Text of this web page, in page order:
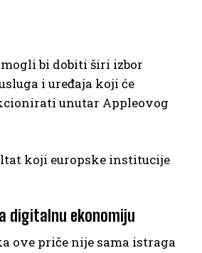
bi dobiti širi izbor
i uređaja koji će
unutar Appleovog
koji europske institucije
digitalnu ekonomiju
ove priče nije sama istraga